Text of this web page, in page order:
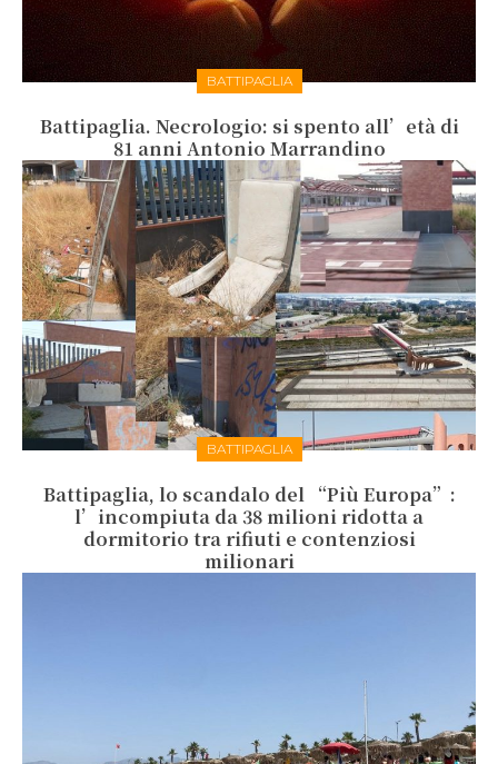
BATTIPAGLIA
Battipaglia. Necrologio: si spento all’età di
81 anni Antonio Marrandino
BATTIPAGLIA
Battipaglia, lo scandalo del “Più Europa”:
l’incompiuta da 38 milioni ridotta a
dormitorio tra rifiuti e contenziosi
milionari